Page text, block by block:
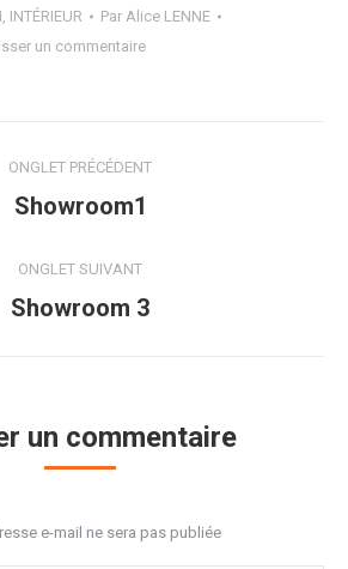
, INTÉRIEUR Par Alice LENNE
un commentaire
ONGLET PRÉCÉDENT
Onglet
Showroom1
ONGLET SUIVANT
Projets
Showroom 3
un commentaire
e-mail ne sera pas publiée